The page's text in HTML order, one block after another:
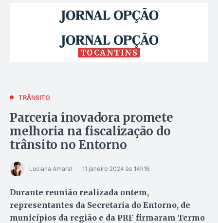
TOCANTINS
TRÂNSITO
Parceria inovadora promete
melhoria na fiscalização do
trânsito no Entorno
Luciana Amaral 11 janeiro 2024 às 14h16
Durante reunião realizada ontem,
representantes da Secretaria do Entorno, de
municípios da região e da PRF firmaram Termo